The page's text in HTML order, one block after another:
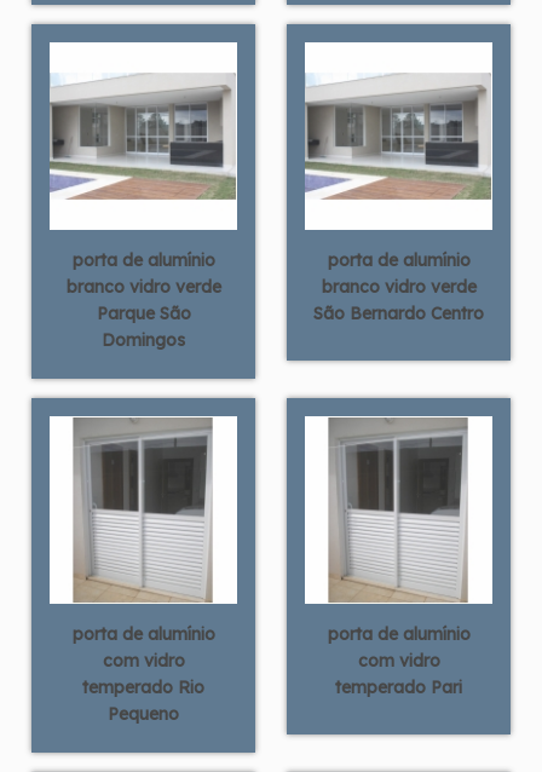
porta de alumínio
branco vidro verde
Parque São
Domingos
porta de alumínio
branco vidro verde
São Bernardo Centro
porta de alumínio
com vidro
temperado Rio
Pequeno
porta de alumínio
com vidro
temperado Pari